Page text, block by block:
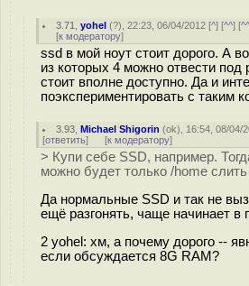
3.71 ,yohel (?), 22:23, 06/04/2012 [^] [^^] [
[к модератору]
ssd в мой ноут стоит дорого. А
из которых 4 можно отвести под
стоит вполне доступно. Да и
поэкспериментировать с таким
3.93 ,Michael Shigorin (ok), 16:54, 08/04/
[ответить] [к модератору]
> Купи себе SSD, например.
можно будет только /home слить
Да нормальные SSD и так не
ещё разгонять, чаще начинает в
2 yohel: хм, а почему дорого --
если обсуждается 8G RAM?